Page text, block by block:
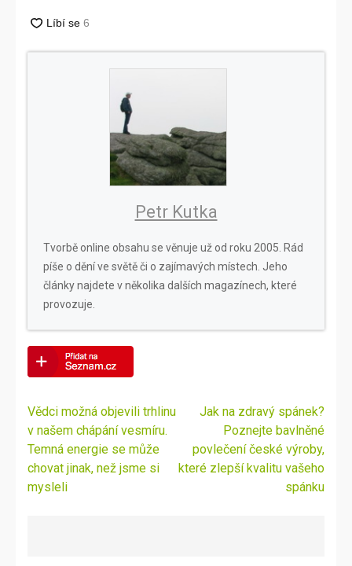
Petr Kutka
Tvorbě online obsahu se věnuje už od roku 2005. Rád
píše o dění ve světě či o zajímavých místech. Jeho
články najdete v několika dalších magazínech, které
provozuje.
Navigace
pro
příspěvek
Vědci možná objevili trhlinu
v našem chápání vesmíru.
Temná energie se může
chovat jinak, než jsme si
mysleli
Jak na zdravý spánek?
Poznejte bavlněné
povlečení české výroby,
které zlepší kvalitu vašeho
spánku